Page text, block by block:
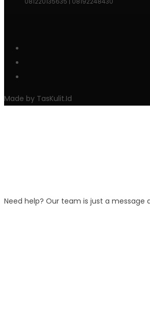
Made by TasKulit.Id
Need help? Our team is just a message